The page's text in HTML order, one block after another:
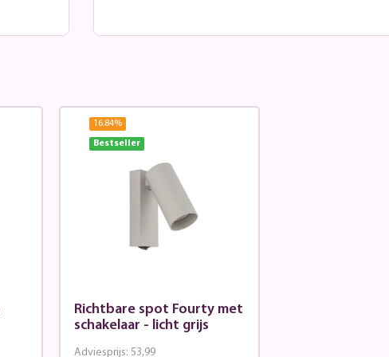
16.84%
Bestseller
Richtbare spot Fourty met
schakelaar - licht grijs
Adviesprijs: 53,99